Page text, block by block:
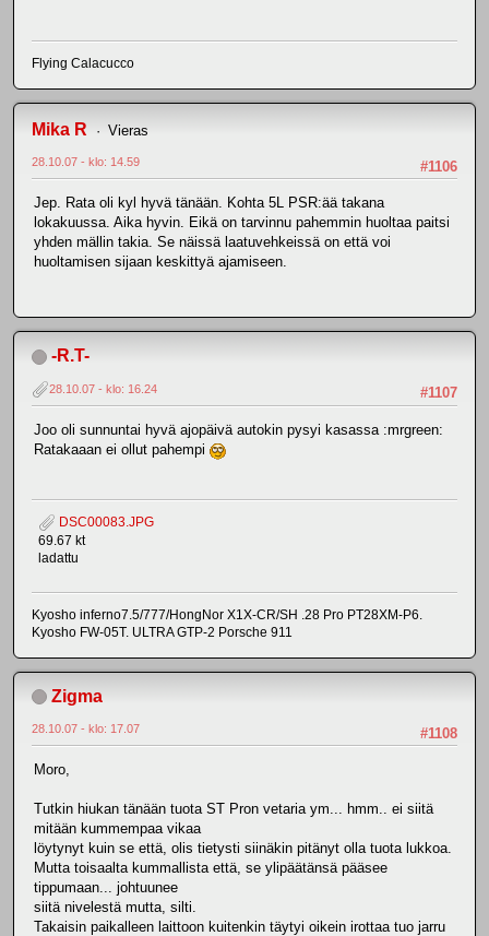
Flying Calacucco
Mika R Vieras
#1106
28.10.07 - klo: 14.59
Jep. Rata oli kyl hyvä tänään. Kohta 5L PSR:ää takana
lokakuussa. Aika hyvin. Eikä on tarvinnu pahemmin huoltaa paitsi
yhden mällin takia. Se näissä laatuvehkeissä on että voi
huoltamisen sijaan keskittyä ajamiseen.
-R.T-
#1107
28.10.07 - klo: 16.24
Joo oli sunnuntai hyvä ajopäivä autokin pysyi kasassa :mrgreen:
Ratakaaan ei ollut pahempi
DSC00083.JPG
69.67 kt
ladattu
Kyosho inferno7.5/777/HongNor X1X-CR/SH .28 Pro PT28XM-P6.
Kyosho FW-05T. ULTRA GTP-2 Porsche 911
Zigma
#1108
28.10.07 - klo: 17.07
Moro,
Tutkin hiukan tänään tuota ST Pron vetaria ym... hmm.. ei siitä
mitään kummempaa vikaa
löytynyt kuin se että, olis tietysti siinäkin pitänyt olla tuota lukkoa.
Mutta toisaalta kummallista että, se ylipäätänsä pääsee
tippumaan... johtuunee
siitä nivelestä mutta, silti.
Takaisin paikalleen laittoon kuitenkin täytyi oikein irottaa tuo jarru